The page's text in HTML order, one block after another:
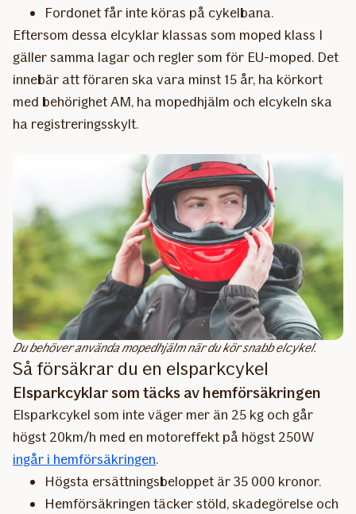
Fordonet får inte köras på cykelbana.
Eftersom dessa elcyklar klassas som moped klass I
gäller samma lagar och regler som för EU-moped. Det
innebär att föraren ska vara minst 15 år, ha körkort
med behörighet AM, ha mopedhjälm och elcykeln ska
ha registreringsskylt.
Du behöver använda mopedhjälm när du kör snabb elcykel.
Så försäkrar du en elsparkcykel
Elsparkcyklar som täcks av hemförsäkringen
Elsparkcykel som inte väger mer än 25 kg och går
högst 20km/h med en motoreffekt på högst 250W
ingår i hemförsäkringen.
Högsta ersättningsbeloppet är 35 000 kronor.
Hemförsäkringen täcker stöld, skadegörelse och